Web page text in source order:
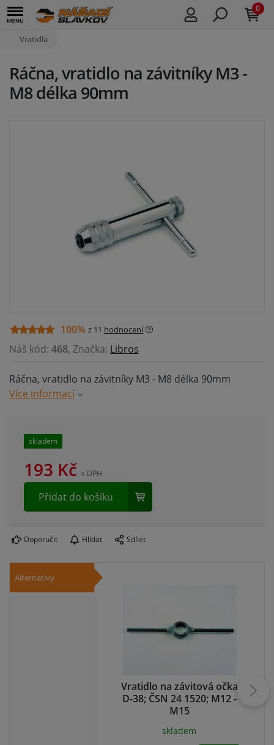
0
Vratidla
Ráčna, vratidlo na závitníky M3 -
M8 délka 90mm
100% z 11 hodnocení
Náš kód: 468, Značka: Libros
Ráčna, vratidlo na závitníky M3 - M8 délka 90mm
Více informací
skladem
193 Kč s DPH
Přidat do košíku
Doporučit Hlídat Sdílet
Alternativy
Vratidlo na závitová očka
D-38; ČSN 24 1520; M12 -
M15
skladem